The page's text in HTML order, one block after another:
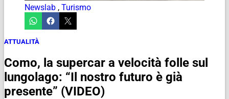
Newslab , Turismo
ATTUALITÀ
Como, la supercar a velocità folle sul
lungolago: “Il nostro futuro è già
presente” (VIDEO)